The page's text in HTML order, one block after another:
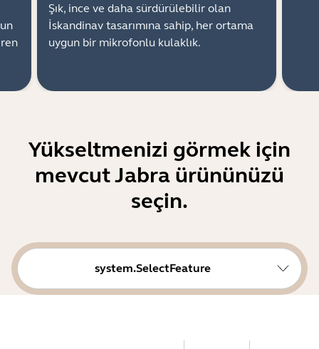
Şık, ince ve daha sürdürülebilir olan
İskandinav tasarımına sahip, her ortama
uygun bir mikrofonlu kulaklık.
Yükseltmenizi görmek için
mevcut Jabra ürününüzü
seçin.
system.SelectFeature